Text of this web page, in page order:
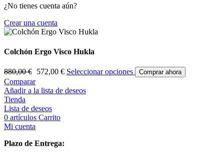
¿No tienes cuenta aún?
Crear una cuenta
Colchón Ergo Visco Hukla
880,00€ 572,00 € Seleccionar opciones Comprar ahora
Comparar
Añadir a la lista de deseos
Tienda
Lista de deseos
0 artículos Carrito
Mi cuenta
Plazo de Entrega: